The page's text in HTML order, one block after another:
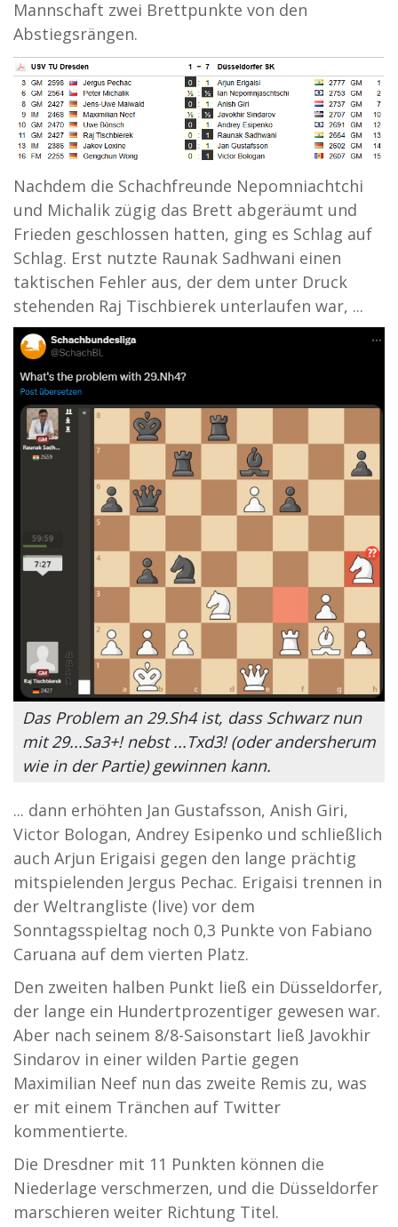
Mannschaft zwei Brettpunkte von den
Abstiegsrängen.
Nachdem die Schachfreunde Nepomniachtchi
und Michalik zügig das Brett abgeräumt und
Frieden geschlossen hatten, ging es Schlag auf
Schlag. Erst nutzte Raunak Sadhwani einen
taktischen Fehler aus, der dem unter Druck
stehenden Raj Tischbierek unterlaufen war, ...
Das Problem an 29.Sh4 ist, dass Schwarz nun
mit 29...Sa3+! nebst ...Txd3! (oder andersherum
wie in der Partie) gewinnen kann.
... dann erhöhten Jan Gustafsson, Anish Giri,
Victor Bologan, Andrey Esipenko und schließlich
auch Arjun Erigaisi gegen den lange prächtig
mitspielenden Jergus Pechac. Erigaisi trennen in
der Weltrangliste (live) vor dem
Sonntagsspieltag noch 0,3 Punkte von Fabiano
Caruana auf dem vierten Platz.
Den zweiten halben Punkt ließ ein Düsseldorfer,
der lange ein Hundertprozentiger gewesen war.
Aber nach seinem 8/8-Saisonstart ließ Javokhir
Sindarov in einer wilden Partie gegen
Maximilian Neef nun das zweite Remis zu, was
er mit einem Tränchen auf Twitter
kommentierte.
Die Dresdner mit 11 Punkten können die
Niederlage verschmerzen, und die Düsseldorfer
marschieren weiter Richtung Titel.